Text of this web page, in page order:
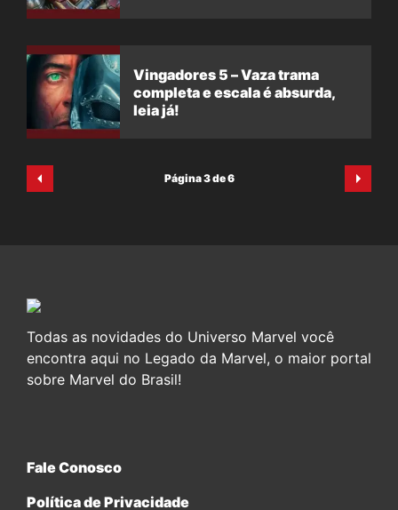
Vingadores 5 – Vaza trama
completa e escala é absurda,
leia já!
Página 3 de 6
Todas as novidades do Universo Marvel você
encontra aqui no Legado da Marvel, o maior portal
sobre Marvel do Brasil!
Fale Conosco
Política de Privacidade